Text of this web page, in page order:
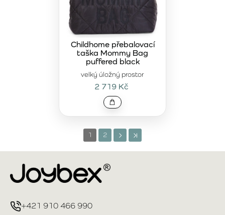
velký úložný prostor
Childhome přebalovací
taška Mommy Bag
puffered black
2 719 Kč
1 2
+421 910 466 990